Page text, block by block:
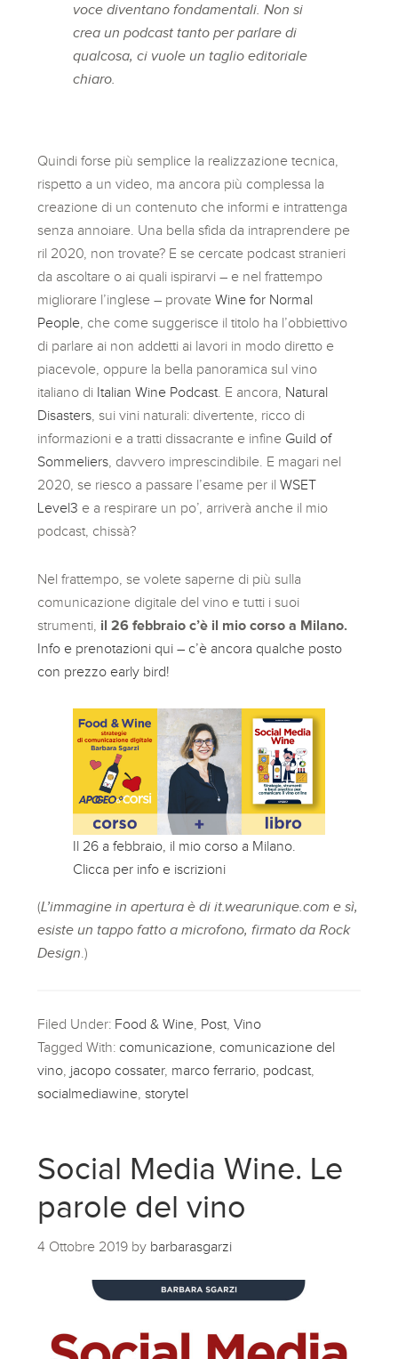
voce diventano fondamentali. Non si
crea un podcast tanto per parlare di
qualcosa, ci vuole un taglio editoriale
chiaro.
Quindi forse più semplice la realizzazione tecnica,
rispetto a un video, ma ancora più complessa la
creazione di un contenuto che informi e intrattenga
senza annoiare. Una bella sfida da intraprendere pe
ril 2020, non trovate? E se cercate podcast stranieri
da ascoltare o ai quali ispirarvi – e nel frattempo
migliorare l’inglese – provateWine for Normal
People , che come suggerisce il titolo ha l’obbiettivo
di parlare ai non addetti ai lavori in modo diretto e
piacevole, oppure la bella panoramica sul vino
italiano di Italian Wine Podcast . E ancora, Natural
Disasters , sui vini naturali: divertente, ricco di
informazioni e a tratti dissacrante e infine Guild of
Sommeliers , davvero imprescindibile. E magari nel
2020, se riesco a passare l’esame per ilWSET
Level3 e a respirare un po’, arriverà anche il mio
podcast, chissà?
Nel frattempo, se volete saperne di più sulla
comunicazione digitale del vino e tutti i suoi
strumenti, il 26 febbraio c’è il mio corso a Milano.
Info e prenotazioni qui – c’è ancora qualche posto
con prezzo early bird!
Il 26 a febbraio, il mio corso a Milano.
Clicca per info e iscrizioni
(L’immagine in apertura è di it.wearunique.com e sì,
esiste un tappo fatto a microfono, firmato da Rock
Design .)
Filed Under: Food & Wine Post ,Vino
Tagged With: comunicazione comunicazione del
vino jacopo cossater, marco ferrario podcast
socialmediawine ,storytel
Social Media Wine. Le
parole del vino
4 Ottobre 2019 by barbarasgarzi